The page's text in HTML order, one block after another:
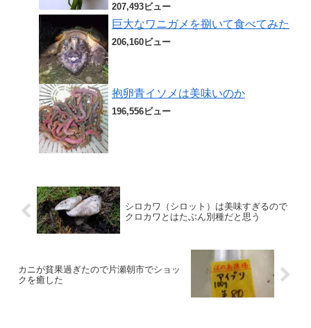
207,493ビュー
巨大なワニガメを捌いて食べてみた
206,160ビュー
抱卵青イソメは美味いのか
196,556ビュー
シロカワ（シロット）は美味すぎるので
クロカワとはたぶん別種だと思う
カニが貧果過ぎたので片瀬朝市でショッ
クを癒した